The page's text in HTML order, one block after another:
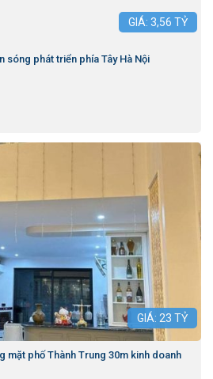
GIÁ: 3,56 TỶ
sóng phát triển phía Tây Hà Nội
GIÁ: 23 TỶ
mặt phố Thành Trung 30m kinh doanh